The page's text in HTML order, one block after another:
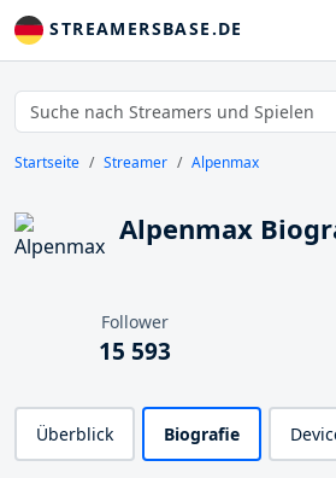
STREAMERSBASE.DE
Startseite Streamer Alpenmax
Alpenmax
Follower
15 593
Überblick Biografie